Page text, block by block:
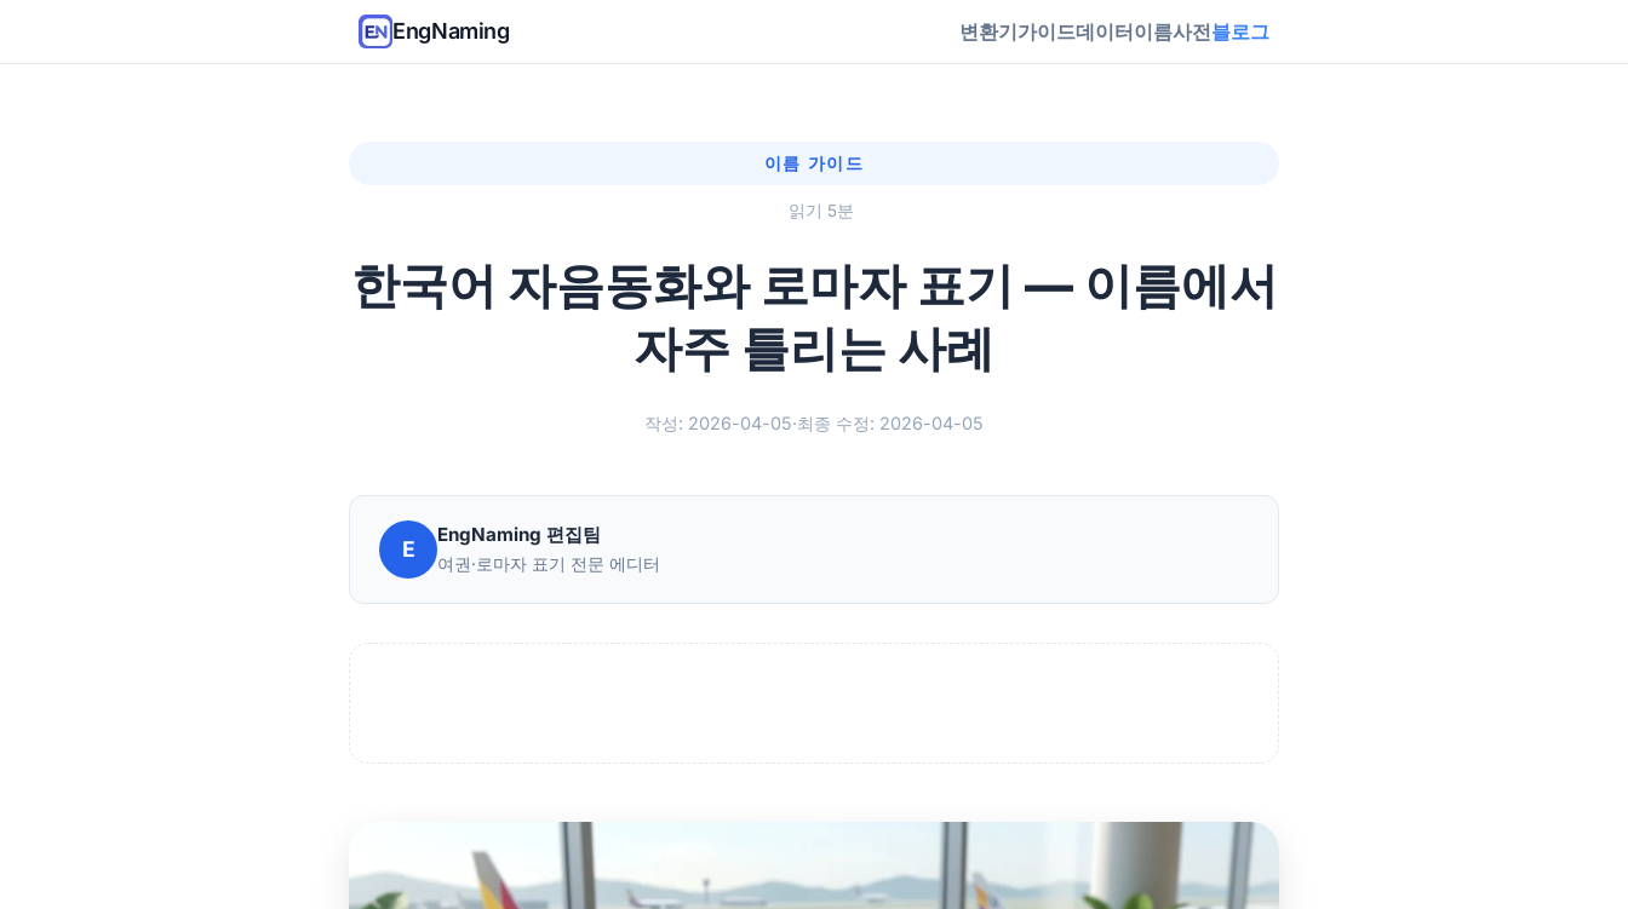
EngNaming 변환기가이드데이터이름사전블로그
이름 가이드
읽기 5분
한국어 자음동화와 로마자 표기 — 이름에서
자주 틀리는 사례
작성: 2026-04-05·최종 수정: 2026-04-05
E
EngNaming 편집팀
여권·로마자 표기 전문 에디터